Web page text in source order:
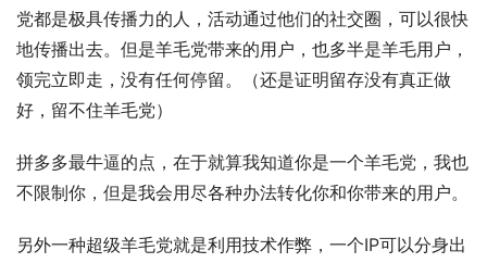
党都是极具传播力的人，活动通过他们的社交圈，可以很快
地传播出去。但是羊毛党带来的用户，也多半是羊毛用户，
领完立即走，没有任何停留。（还是证明留存没有真正做
好，留不住羊毛党）
拼多多最牛逼的点，在于就算我知道你是一个羊毛党，我也
不限制你，但是我会用尽各种办法转化你和你带来的用户。
另外一种超级羊毛党就是利用技术作弊，一个IP可以分身出